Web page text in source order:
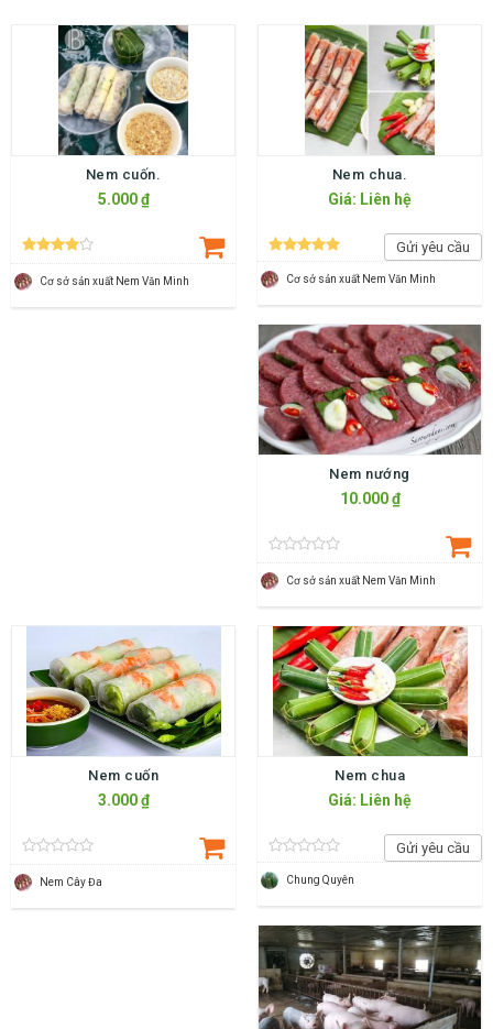
Nem cuốn.
5.000 ₫
Cơ sở sản xuất Nem Văn Minh
Nem chua.
Giá: Liên hệ
Gửi yêu cầu
Cơ sở sản xuất Nem Văn Minh
Nem nướng
10.000 ₫
Cơ sở sản xuất Nem Văn Minh
Nem cuốn
3.000 ₫
Nem Cây Đa
Nem chua
Giá: Liên hệ
Gửi yêu cầu
Chung Quyên